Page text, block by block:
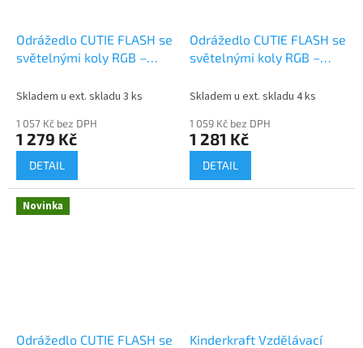
Odrážedlo CUTIE FLASH se
světelnými koly RGB –
děti od 12m, pink
Skladem u ext. skladu 3 ks
1 057 Kč bez DPH
1 279 Kč
DETAIL
Odrážedlo CUTIE FLASH se
světelnými koly RGB –
děti od 12m, blue
Skladem u ext. skladu 4 ks
1 059 Kč bez DPH
1 281 Kč
DETAIL
Novinka
Odrážedlo CUTIE FLASH se
Kinderkraft Vzdělávací